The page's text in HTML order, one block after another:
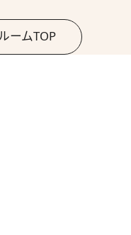
ームTOP